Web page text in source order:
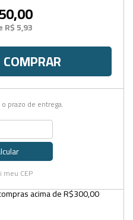
R$ 5,93
COMPRAR
prazo de entrega.
meu CEP
acima de R$300,00